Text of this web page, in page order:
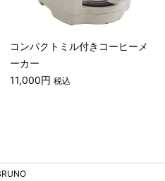
コンパクトミル付きコーヒーメ
ーカー
11,000円税込